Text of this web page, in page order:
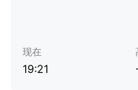
现在
19:21